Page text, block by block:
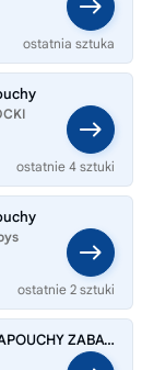
ostatnia sztuka
ostatnie 4 sztuki
ostatnie 2 sztuki
LEGO BRICKHEADZ 40797 KŁAPOUCHY ZABAWKA PREZENT DLA DZIECI OZDOBA ZESTAW